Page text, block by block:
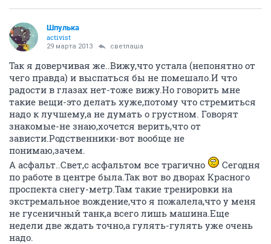
Шпулька
activist
29 марта 2013 светлаша
Так я доверчивая же..Вижу,что устала (непонятно от
чего правда) и выспаться бы не помешало.И что
радости в глазах нет-тоже вижу.Но говорить мне
такие вещи-это делать хуже,потому что стремиться
надо к лучшему,а не думать о грустном. Говорят
знакомые-не знаю,хочется верить,что от
зависти.Родственники-вот вообще не
понимаю,зачем.
А асфальт..Свет,с асфальтом все трагично
Сегодня
по работе в центре была.Так вот во дворах Красного
проспекта снегу-метр.Там такие тренировки на
экстремальное вождение,что я пожалела,что у меня
не гусеничный танк,а всего лишь машина.Еще
недели две ждать точно,а гулять-гулять уже очень
надо.